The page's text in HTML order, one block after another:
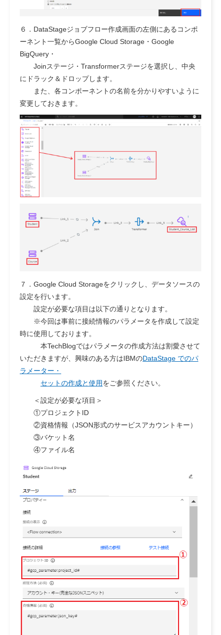
６．DataStageジョブフロー作成画面の左側にあるコンポ
ーネント一覧からGoogle Cloud Storage・Google
BigQuery・
Joinステージ・Transformerステージを選択し、中央
にドラック＆ドロップします。
また、各コンポーネントの名前を分かりやすいように
変更しておきます。
７．Google Cloud Storageをクリックし、データソースの
設定を行います。
設定が必要な項目は以下の通りとなります。
※今回は事前に接続情報のパラメータを作成して設定
時に使用しております。
本TechBlogではパラメータの作成方法は割愛させて
いただきますが、興味のある方はIBMのDataStage でのパ
ラメーター・
セットの作成と使用をご参照ください。
＜設定が必要な項目＞
①プロジェクトID
②資格情報（JSON形式のサービスアカウントキー）
③バケット名
④ファイル名